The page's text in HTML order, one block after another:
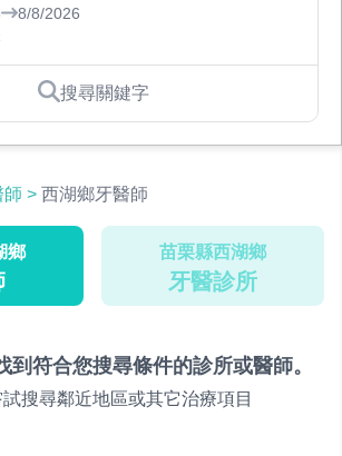
8/8/2026
搜尋關鍵字
師 > 西湖鄉牙醫師
鄉 苗栗縣西湖鄉
牙醫診所
到符合您搜尋條件的診所或醫師。
搜尋鄰近地區或其它治療項目